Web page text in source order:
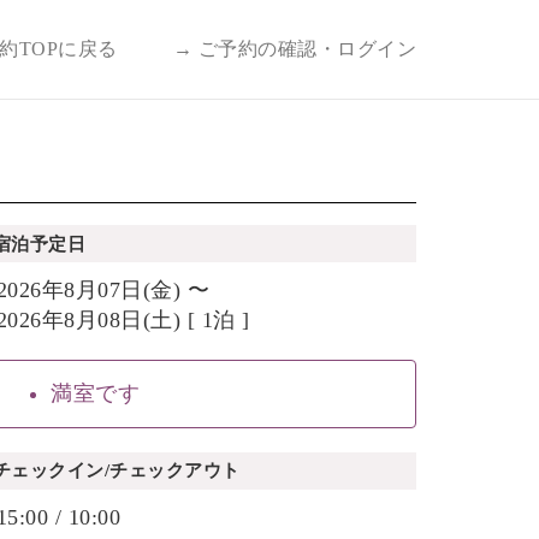
TOPに戻る → ご予約の確認・ログイン
泊予定日
年8月07日(金) 〜
年8月08日(土) [ 1泊 ]
満室です
ェックイン/チェックアウト
/ 10:00